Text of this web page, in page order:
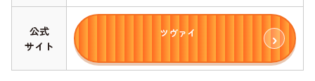
公式
サイト
ツヴァイ